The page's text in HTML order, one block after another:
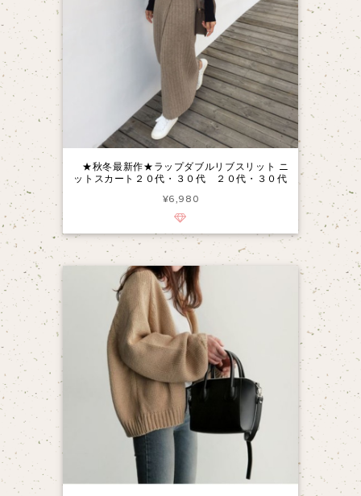
★秋冬最新作★ラップダブルリブスリット ニ
ットスカート２０代・３０代 ２０代・３０代
¥6,980